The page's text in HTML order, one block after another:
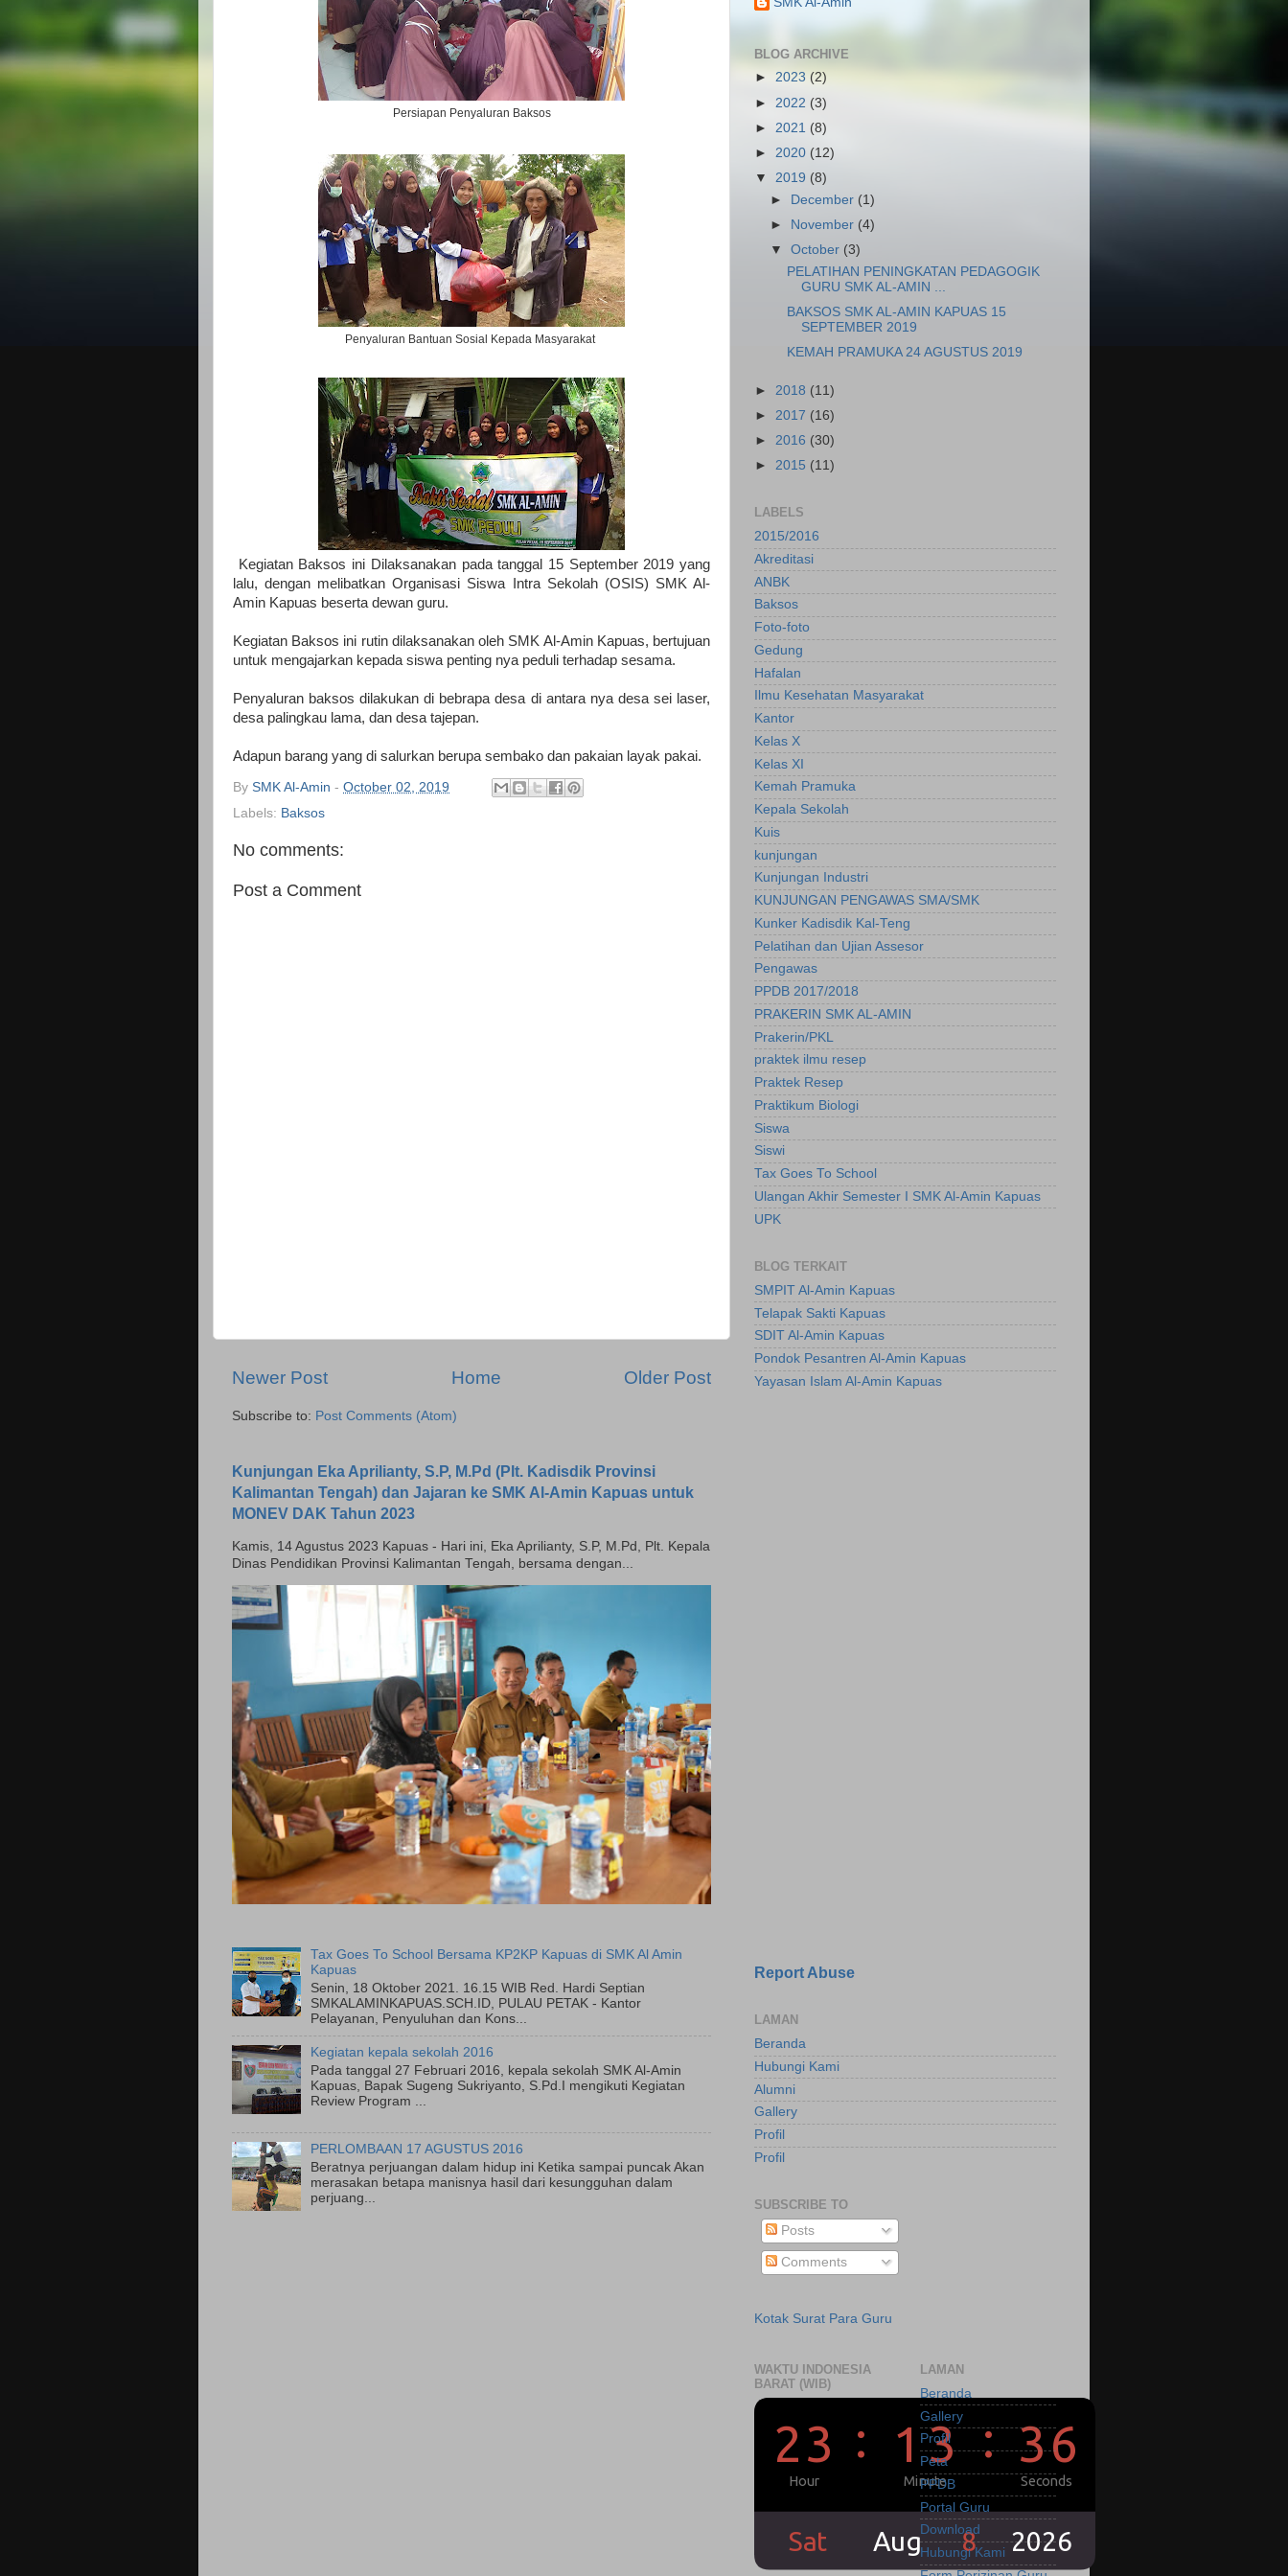
Persiapan Penyaluran Baksos
Penyaluran Bantuan Sosial Kepada Masyarakat
Kegiatan Baksos ini Dilaksanakan pada tanggal 15 September 2019 yang
lalu, dengan melibatkan Organisasi Siswa Intra Sekolah (OSIS) SMK Al-
Amin Kapuas beserta dewan guru.
Kegiatan Baksos ini rutin dilaksanakan oleh SMK Al-Amin Kapuas, bertujuan
untuk mengajarkan kepada siswa penting nya peduli terhadap sesama.
Penyaluran baksos dilakukan di bebrapa desa di antara nya desa sei laser,
desa palingkau lama, dan desa tajepan.
Adapun barang yang di salurkan berupa sembako dan pakaian layak pakai.
By SMK Al-Amin - October 02, 2019
Labels: Baksos
No comments:
Post a Comment
Newer Post Older Post
Home
Subscribe to: Post Comments (Atom)
Kunjungan Eka Aprilianty, S.P, M.Pd (Plt. Kadisdik Provinsi
Kalimantan Tengah) dan Jajaran ke SMK Al-Amin Kapuas untuk
MONEV DAK Tahun 2023
Kamis, 14 Agustus 2023 Kapuas - Hari ini, Eka Aprilianty, S.P, M.Pd, Plt. Kepala
Dinas Pendidikan Provinsi Kalimantan Tengah, bersama dengan...
Tax Goes To School Bersama KP2KP Kapuas di SMK Al Amin
Kapuas
Senin, 18 Oktober 2021. 16.15 WIB Red. Hardi Septian
SMKALAMINKAPUAS.SCH.ID, PULAU PETAK - Kantor
Pelayanan, Penyuluhan dan Kons...
Kegiatan kepala sekolah 2016
Pada tanggal 27 Februari 2016, kepala sekolah SMK Al-Amin
Kapuas, Bapak Sugeng Sukriyanto, S.Pd.I mengikuti Kegiatan
Review Program ...
PERLOMBAAN 17 AGUSTUS 2016
Beratnya perjuangan dalam hidup ini Ketika sampai puncak Akan
merasakan betapa manisnya hasil dari kesungguhan dalam
perjuang...
BLOG ARCHIVE
► 2023 (2)
► 2022 (3)
► 2021 (8)
► 2020 (12)
▼ 2019 (8)
► December (1)
►
November (4)
▼October (3)
PELATIHAN PENINGKATAN PEDAGOGIK
GURU SMK AL-AMIN ...
BAKSOS SMK AL-AMIN KAPUAS 15
SEPTEMBER 2019
KEMAH PRAMUKA 24 AGUSTUS 2019
► 2018 (11)
► 2017 (16)
► 2016 (30)
► 2015 (11)
LABELS
2015/2016
Akreditasi
ANBK
Baksos
Foto-foto
Gedung
Hafalan
Ilmu Kesehatan Masyarakat
Kantor
Kelas X
Kelas XI
Kemah Pramuka
Kepala Sekolah
Kuis
kunjungan
Kunjungan Industri
KUNJUNGAN PENGAWAS SMA/SMK
Kunker Kadisdik Kal-Teng
Pelatihan dan Ujian Assesor
Pengawas
PPDB 2017/2018
PRAKERIN SMK AL-AMIN
Prakerin/PKL
praktek ilmu resep
Praktek Resep
Praktikum Biologi
Siswa
Siswi
Tax Goes To School
Ulangan Akhir Semester I SMK Al-Amin Kapuas
UPK
BLOG TERKAIT
SMPIT Al-Amin Kapuas
Telapak Sakti Kapuas
SDIT Al-Amin Kapuas
Pondok Pesantren Al-Amin Kapuas
Yayasan Islam Al-Amin Kapuas
Report Abuse
LAMAN
Beranda
Hubungi Kami
Alumni
Gallery
Profil
Profil
SUBSCRIBE TO
Posts
Comments
Kotak Surat Para Guru
WAKTU INDONESIA
BARAT (WIB)
LAMAN
Beranda
Gallery
Profil
Peta
PPDB
Portal Guru
Download
Hubungi Kami